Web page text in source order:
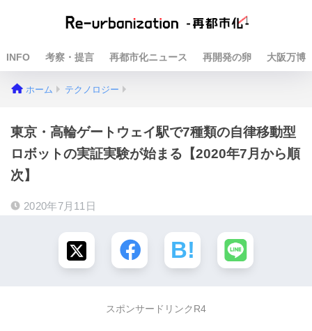
INFO 考察・提言 再都市化ニュース 再開発の卵 大阪万博
ホーム テクノロジー
東京・高輪ゲートウェイ駅で7種類の自律移動型
ロボットの実証実験が始まる【2020年7月から順
次】
2020年7月11日
スポンサードリンクR4